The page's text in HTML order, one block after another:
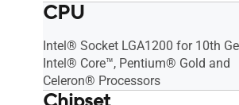
CPU
Intel® Socket LGA1200 for 10th
Intel® Core™, Pentium® Gold and
Celeron® Processors